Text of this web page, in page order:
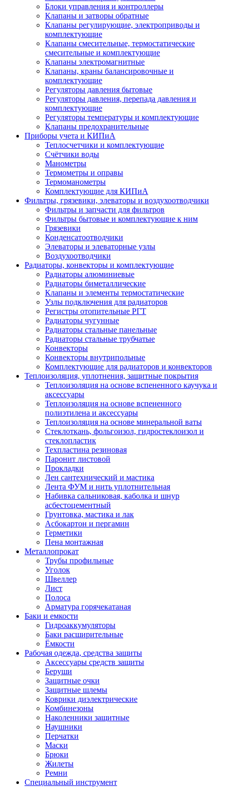
Блоки управления и контроллеры
Клапаны и затворы обратные
Клапаны регулирующие, электроприводы и
комплектующие
Клапаны смесительные, термостатические
смесительные и комплектующие
Клапаны электромагнитные
Клапаны, краны балансировочные и
комплектующие
Регуляторы давления бытовые
Регуляторы давления, перепада давления и
комплектующие
Регуляторы температуры и комплектующие
Клапаны предохранительные
Приборы учета и КИПиА
Теплосчетчики и комплектующие
Счётчики воды
Манометры
Термометры и оправы
Термоманометры
Комплектующие для КИПиА
Фильтры, грязевики, элеваторы и воздухоотводчики
Фильтры и запчасти для фильтров
Фильтры бытовые и комплектующие к ним
Грязевики
Конденсатоотводчики
Элеваторы и элеваторные узлы
Воздухоотводчики
Радиаторы, конвекторы и комплектующие
Радиаторы алюминиевые
Радиаторы биметаллические
Клапаны и элементы термостатические
Узлы подключения для радиаторов
Регистры отопительные РГТ
Радиаторы чугунные
Радиаторы стальные панельные
Радиаторы стальные трубчатые
Конвекторы
Конвекторы внутрипольные
Комплектующие для радиаторов и конвекторов
Теплоизоляция, уплотнения, защитные покрытия
Теплоизоляция на основе вспененного каучука и
аксессуары
Теплоизоляция на основе вспененного
полиэтилена и аксессуары
Теплоизоляция на основе минеральной ваты
Стеклоткань, фольгоизол, гидростеклоизол и
стеклопластик
Техпластина резиновая
Паронит листовой
Прокладки
Лен сантехнический и мастика
Лента ФУМ и нить уплотнительная
Набивка сальниковая, каболка и шнур
асбестоцементный
Грунтовка, мастика и лак
Асбокартон и пергамин
Герметики
Пена монтажная
Металлопрокат
Трубы профильные
Уголок
Швеллер
Лист
Полоса
Арматура горячекатаная
Баки и емкости
Гидроаккумуляторы
Баки расширительные
Ёмкости
Рабочая одежда, средства защиты
Аксессуары средств защиты
Беруши
Защитные очки
Защитные шлемы
Коврики диэлектрические
Комбинезоны
Наколенники защитные
Наушники
Перчатки
Маски
Брюки
Жилеты
Ремни
Специальный инструмент